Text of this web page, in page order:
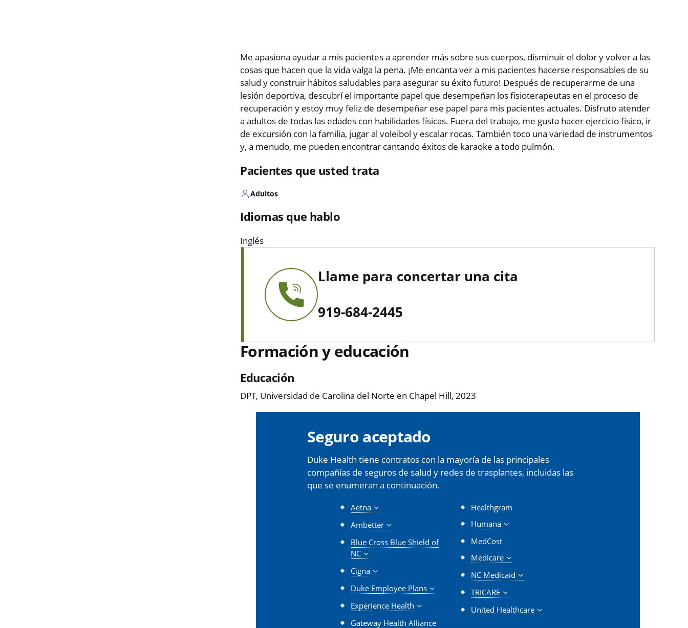
Me apasiona ayudar a mis pacientes a aprender más sobre sus cuerpos, disminuir el dolor y volver a las
cosas que hacen que la vida valga la pena. ¡Me encanta ver a mis pacientes hacerse responsables de su
salud y construir hábitos saludables para asegurar su éxito futuro! Después de recuperarme de una
lesión deportiva, descubrí el importante papel que desempeñan los fisioterapeutas en el proceso de
recuperación y estoy muy feliz de desempeñar ese papel para mis pacientes actuales. Disfruto atender
a adultos de todas las edades con habilidades físicas. Fuera del trabajo, me gusta hacer ejercicio físico, ir
de excursión con la familia, jugar al voleibol y escalar rocas. También toco una variedad de instrumentos
y, a menudo, me pueden encontrar cantando éxitos de karaoke a todo pulmón.
Pacientes que usted trata
Adultos
Idiomas que hablo
Inglés
Llame para concertar una cita
919-684-2445
Formación y educación
Educación
DPT, Universidad de Carolina del Norte en Chapel Hill, 2023
Seguro aceptado
Duke Health tiene contratos con la mayoría de las principales
compañías de seguros de salud y redes de trasplantes, incluidas las
que se enumeran a continuación.
Aetna
Ambetter
Blue Cross Blue Shield of
NC
Cigna
Duke Employee Plans
Experience Health
Gateway Health Alliance
Healthgram
Humana
MedCost
Medicare
NC Medicaid
TRICARE
United Healthcare